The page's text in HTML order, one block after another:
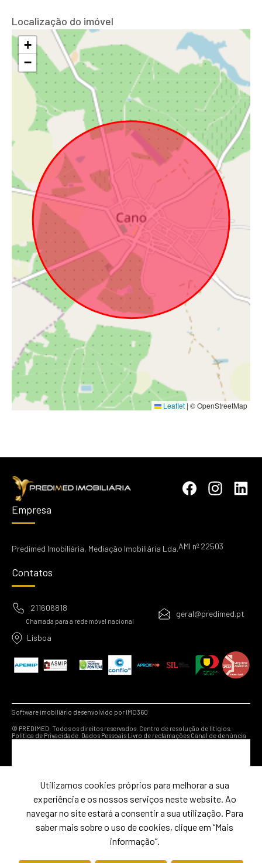
Localização do imóvel
+
−
Leaflet | © OpenStreetMap
Empresa
Predimed Imobiliária, Mediação Imobiliária Lda.AMI nº 22503
Contatos
211606818
Chamada para a rede móvel nacional
geral@predimed.pt
Lisboa
Software imobiliário desenvolvido por IMO360
© PREDIMED. Todos os direitos reservados. Centro de resolução de litígios.
Política de Privacidade. Dados PessoaisLivro de reclamações Canal de denúncia
Utilizamos cookies próprios para melhorar a sua
experiência e os nossos serviços neste website. Ao
navegar no site estará a consentir a sua utilização. Para
saber mais sobre o uso de cookies, clique em “Mais
informação”.